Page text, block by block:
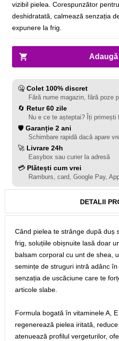
vizibil pielea. Corespunzător
deshidratată, calmează senzația
expunere la frig.
🤐 Colet 100% discret
Fără nume magazin, fără poze
🔄 Retur 60 zile
Nu e ce te așteptai? Îți primești
🛡️ Garanție 2 ani
Schimbare rapidă dacă apare
🚀 Livrare 24h
Easybox sau curier la adresă
💳 Plătești cum vrei
Ramburs, card, Google Pay,
DETALII
Când pielea te strânge după duș
frig, soluțiile obișnuite lasă doar
balsam corporal cu unt de shea,
semințe de struguri intră adânc
senzația de uscăciune care te
articole slabe.
Formula bogată în vitaminele A,
regenerează pielea iritată,
atenuează profilul vergeturilor,